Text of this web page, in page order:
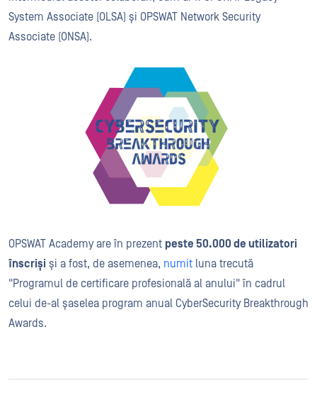
System Associate (OLSA) și OPSWAT Network Security
Associate (ONSA).
OPSWAT Academy are în prezent peste 50.000 de utilizatori
înscriși și a fost, de asemenea, numit luna trecută
"Programul de certificare profesională al anului" în cadrul
celui de-al șaselea program anual CyberSecurity Breakthrough
Awards.